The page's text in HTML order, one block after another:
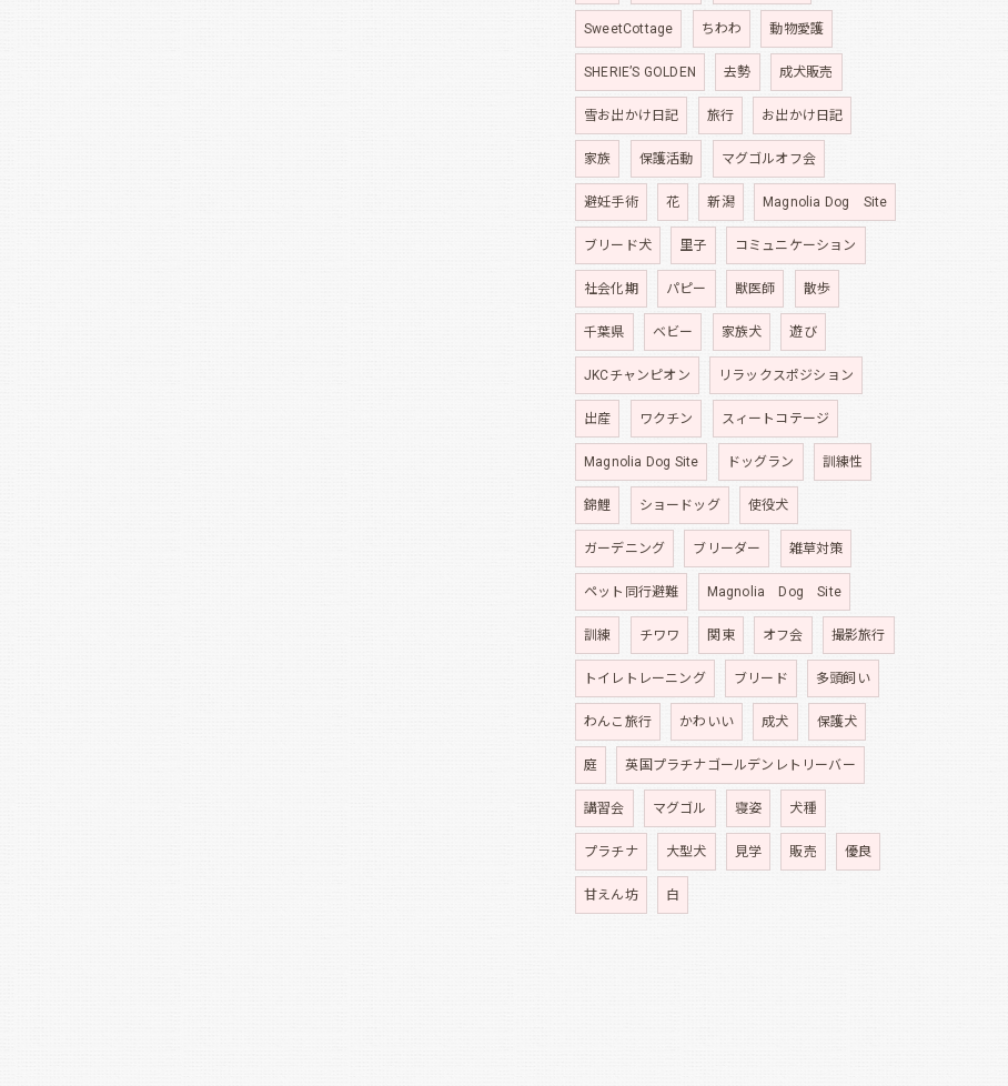
SweetCottage ちわわ 動物愛護
SHERIE’S GOLDEN 去勢 成犬販売
雪お出かけ日記 旅行 お出かけ日記
家族 保護活動 マグゴルオフ会
避妊手術 花 新潟 Magnolia Dog Site
ブリード犬 里子 コミュニケーション
社会化期 パピー 獣医師 散歩
千葉県 ベビー 家族犬 遊び
JKCチャンピオン リラックスポジション
出産 ワクチン スィートコテージ
Magnolia Dog Site ドッグラン 訓練性
錦鯉 ショードッグ 使役犬
ガーデニング ブリーダー 雑草対策
ペット同行避難 Magnolia Dog Site
訓練 チワワ 関東 オフ会 撮影旅行
トイレトレーニング ブリード 多頭飼い
わんこ旅行 かわいい 成犬 保護犬
庭 英国プラチナゴールデンレトリーバー
講習会 マグゴル 寝姿 犬種
プラチナ 大型犬 見学 販売 優良
甘えん坊 白